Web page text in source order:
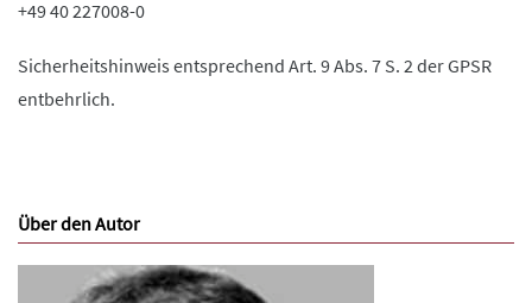
+49 40 227008-0
Sicherheitshinweis entsprechend Art. 9 Abs. 7 S. 2 der GPSR
entbehrlich.
Über den Autor